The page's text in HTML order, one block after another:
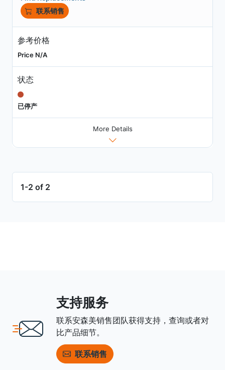
联系销售
参考价格
Price N/A
状态
已停产
More Details
1-2 of 2
支持服务
联系安森美销售团队获得支持，查询或者对
比产品细节。
联系销售